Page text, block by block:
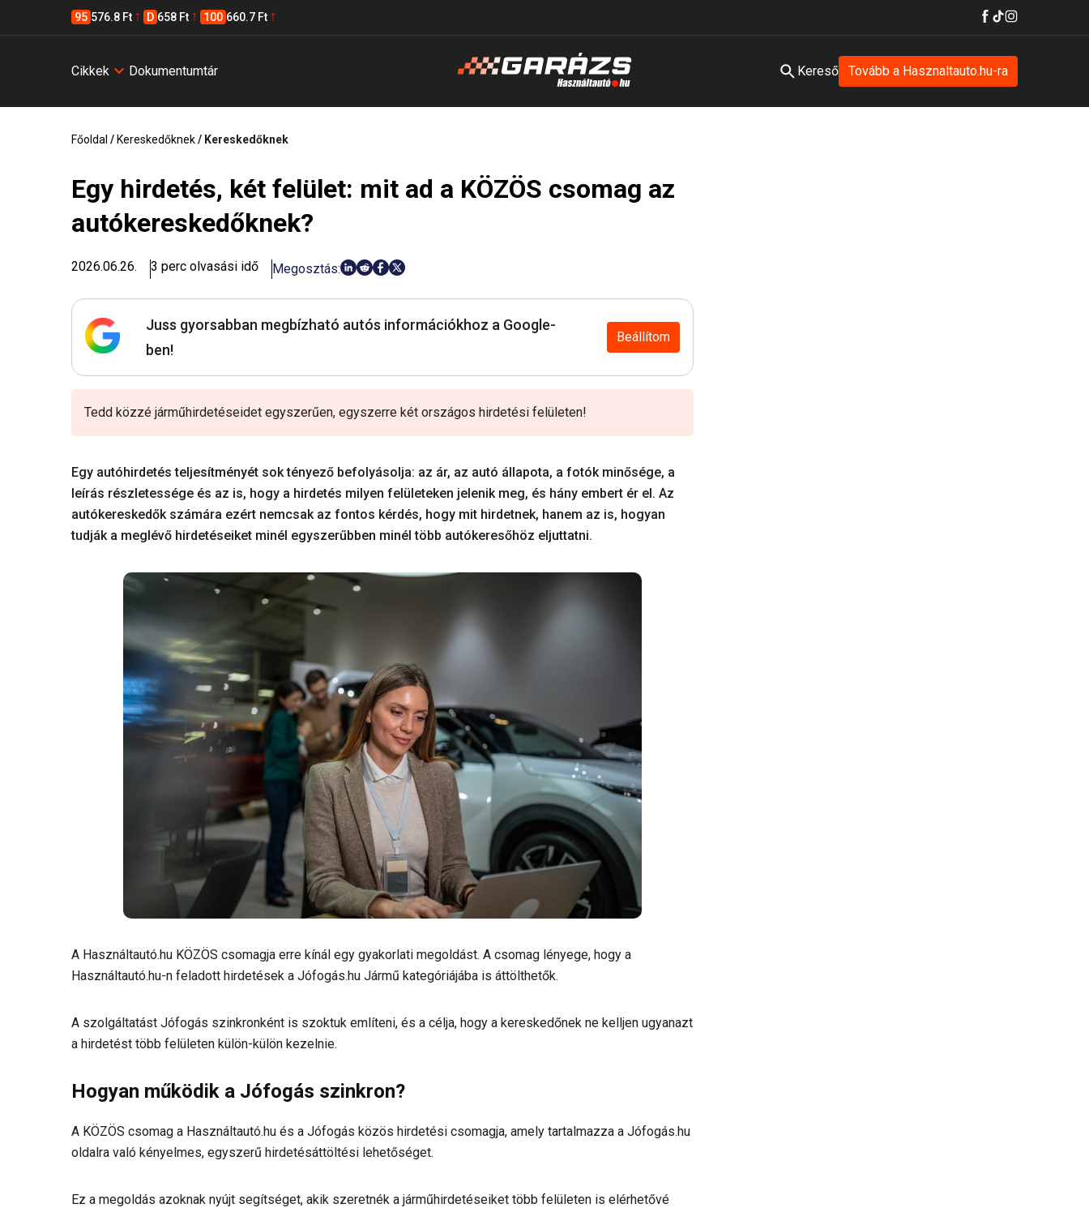
95 576.8 Ft D 658 Ft 100 660.7 Ft
Cikkek Dokumentumtár Kereső Tovább a Hasznaltauto.hu-ra
Főoldal / Kereskedőknek/ Kereskedőknek
Egy hirdetés, két felület: mit ad a KÖZÖS csomag az
autókereskedőknek?
2026.06.26. 3 perc olvasási idő Megosztás:
Juss gyorsabban megbízható autós információkhoz a Google-
ben!
Beállítom
Tedd közzé járműhirdetéseidet egyszerűen, egyszerre két országos hirdetési felületen!
Egy autóhirdetés teljesítményét sok tényező befolyásolja: az ár, az autó állapota, a fotók minősége, a
leírás részletessége és az is, hogy a hirdetés milyen felületeken jelenik meg, és hány embert ér el. Az
autókereskedők számára ezért nemcsak az fontos kérdés, hogy mit hirdetnek, hanem az is, hogyan
tudják a meglévő hirdetéseiket minél egyszerűbben minél több autókeresőhöz eljuttatni.
A Használtautó.hu KÖZÖS csomagja erre kínál egy gyakorlati megoldást. A csomag lényege, hogy a
Használtautó.hu-n feladott hirdetések a Jófogás.hu Jármű kategóriájába is áttölthetők.
A szolgáltatást Jófogás szinkronként is szoktuk említeni, és a célja, hogy a kereskedőnek ne kelljen ugyanazt
a hirdetést több felületen külön-külön kezelnie.
Hogyan működik a Jófogás szinkron?
A KÖZÖS csomag a Használtautó.hu és a Jófogás közös hirdetési csomagja, amely tartalmazza a Jófogás.hu
oldalra való kényelmes, egyszerű hirdetésáttöltési lehetőséget.
Ez a megoldás azoknak nyújt segítséget, akik szeretnék a járműhirdetéseiket több felületen is elérhetővé